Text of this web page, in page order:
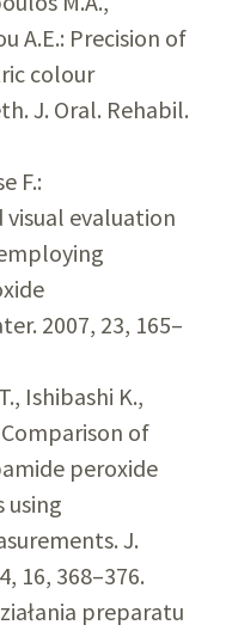
A.E.: Precision of
colour
J. Oral. Rehabil.
F.:
evaluation
2007, 23, 165–
Ishibashi K.,
Comparison of
peroxide
using
J.
16, 368–376.
preparatu